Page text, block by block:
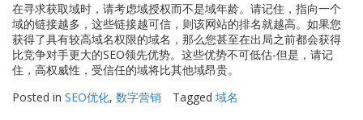
在寻求获取域时，请考虑域授权而不是域年龄。请记住，指向一个
域的链接越多，这些链接越可信，则该网站的排名就越高。如果您
获得了具有较高域名权限的域名，那么您甚至在出局之前都会获得
比竞争对手更大的SEO领先优势。这些优势不可低估-但是，请记
住，高权威性，受信任的域将比其他域昂贵。
Posted in SEO优化, 数字营销 Tagged 域名